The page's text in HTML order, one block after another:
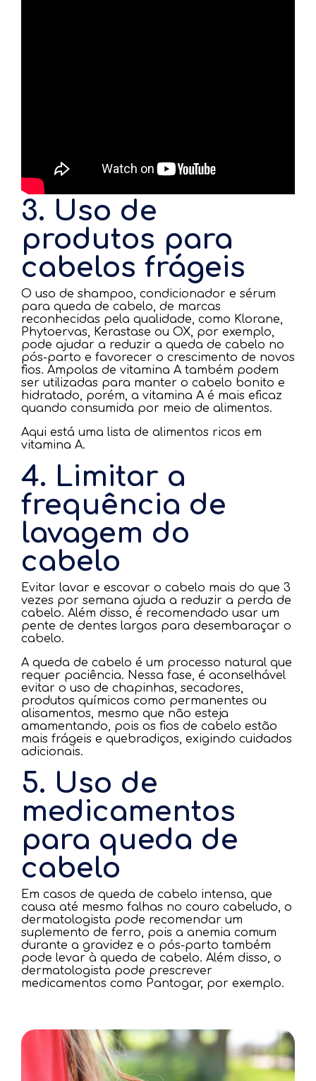
3. Uso de
produtos para
cabelos frágeis
O uso de shampoo, condicionador e sérum
para queda de cabelo, de marcas
reconhecidas pela qualidade, como Klorane,
Phytoervas, Kerastase ou OX, por exemplo,
pode ajudar a reduzir a queda de cabelo no
pós-parto e favorecer o crescimento de novos
fios. Ampolas de vitamina A também podem
ser utilizadas para manter o cabelo bonito e
hidratado, porém, a vitamina A é mais eficaz
quando consumida por meio de alimentos.
Aqui está uma lista de alimentos ricos em
vitamina A.
4. Limitar a
frequência de
lavagem do
cabelo
Evitar lavar e escovar o cabelo mais do que 3
vezes por semana ajuda a reduzir a perda de
cabelo. Além disso, é recomendado usar um
pente de dentes largos para desembaraçar o
cabelo.
A queda de cabelo é um processo natural que
requer paciência. Nessa fase, é aconselhável
evitar o uso de chapinhas, secadores,
produtos químicos como permanentes ou
alisamentos, mesmo que não esteja
amamentando, pois os fios de cabelo estão
mais frágeis e quebradiços, exigindo cuidados
adicionais.
5. Uso de
medicamentos
para queda de
cabelo
Em casos de queda de cabelo intensa, que
causa até mesmo falhas no couro cabeludo, o
dermatologista pode recomendar um
suplemento de ferro, pois a anemia comum
durante a gravidez e o pós-parto também
pode levar à queda de cabelo. Além disso, o
dermatologista pode prescrever
medicamentos como Pantogar, por exemplo.